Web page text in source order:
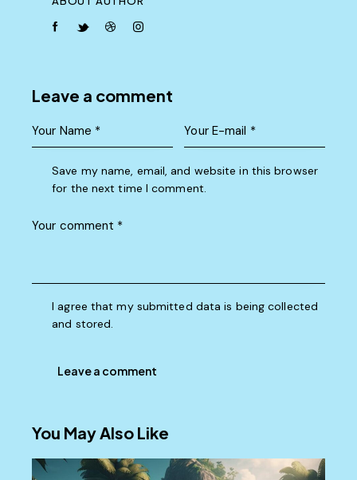
facebook-
twitter-dribble-instagram
Leave a comment
Save my name, email, and website in this browser
for the next time I comment.
I agree that my submitted data is being collected
and stored.
You May Also Like